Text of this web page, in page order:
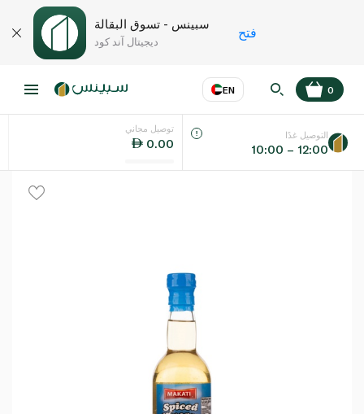
سبينس - تسوق البقالة
ديجيتال آند كود
فتح
EN
اللغة عر
0
توصيل مجاني
0.00
التوصيل غدًا
10:00 – 12:00